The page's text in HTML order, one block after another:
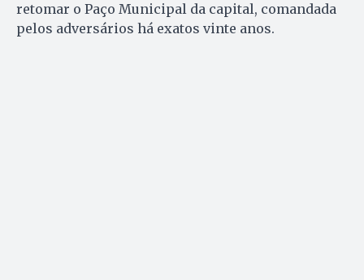
retomar o Paço Municipal da capital, comandada
pelos adversários há exatos vinte anos.